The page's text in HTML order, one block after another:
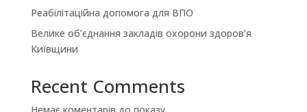
Реабілітаційна допомога для ВПО
Велике об’єднання закладів охорони здоров’я
Київщини
Recent Comments